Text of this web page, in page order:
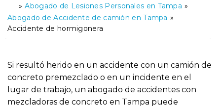
ci
o
» Abogado de Lesiones Personales en Tampa »
Abogado de Accidente de camión en Tampa »
Accidente de hormigonera
Si resultó herido en un accidente con un camión de
concreto premezclado o en un incidente en el
lugar de trabajo, un abogado de accidentes con
mezcladoras de concreto en Tampa puede